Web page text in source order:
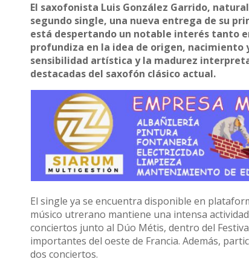
El saxofonista Luis González Garrido,
segundo single, una nueva entrega de su
está despertando un notable interés tanto
profundiza en la idea de origen, nacimiento
sensibilidad artística y la madurez
destacadas del saxofón clásico actual.
El single ya se encuentra disponible en
músico utrerano mantiene una intensa
conciertos junto al Dúo Métis, dentro del
importantes del oeste de Francia. Además,
dos conciertos.